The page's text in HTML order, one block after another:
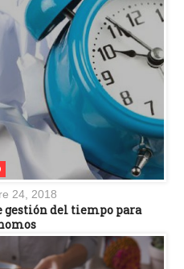
24, 2018
gestión del tiempo para